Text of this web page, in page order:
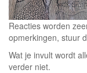
Reacties worden
opmerkingen, stuur
Wat je invult wordt
verder niet.